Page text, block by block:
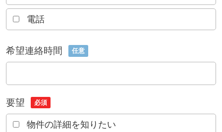
電話
希望連絡時間 任意
要望 必須
物件の詳細を知りたい